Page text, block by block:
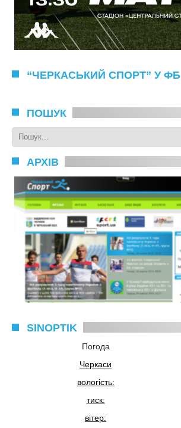
“ЧЕРКАСЬКИЙ СПОРТ” У ФБ
ПОШУК
АРХІВ
SINOPTIK
Погода
Черкаси
вологість:
тиск:
вітер: